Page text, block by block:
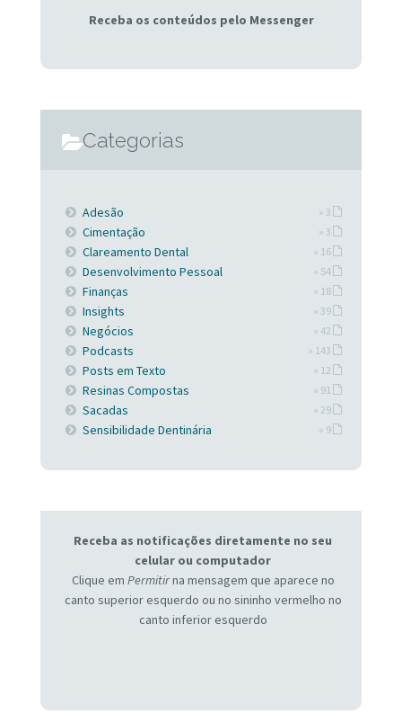
Receba os conteúdos pelo Messenger
Categorias
Adesão » 3
Cimentação » 3
Clareamento Dental » 16
Desenvolvimento Pessoal » 54
Finanças » 18
Insights » 39
Negócios » 42
Podcasts » 143
Posts em Texto » 12
Resinas Compostas » 91
Sacadas » 29
Sensibilidade Dentinária » 9
Receba as notificações diretamente no seu
celular ou computador
Clique em Permitirna mensagem que aparece no
canto superior esquerdo ou no sininho vermelho no
canto inferior esquerdo